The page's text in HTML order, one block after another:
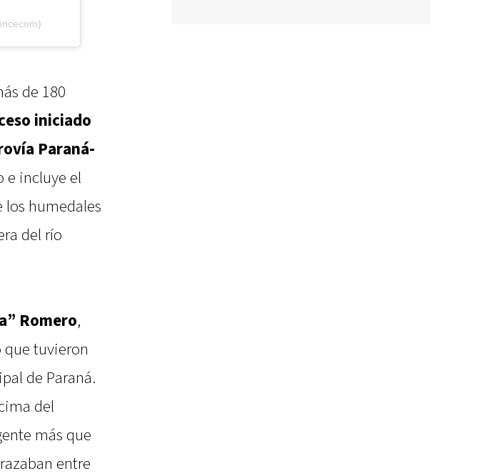
de 180
iniciado
Paraná-
e incluye el
humedales
del río
Romero,
que tuvieron
de Paraná.
del
más que
entre